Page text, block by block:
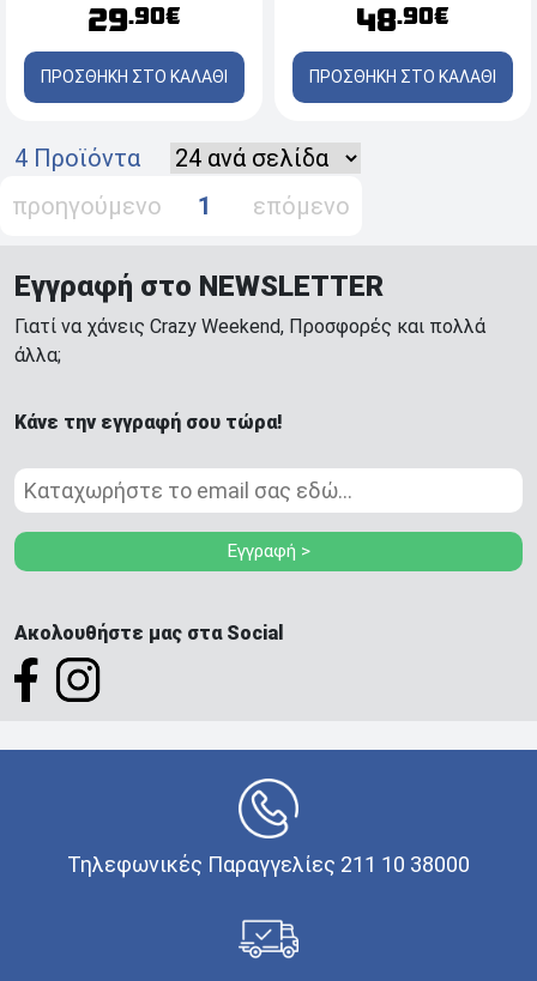
dpi - Μέγιστη Ταχύτητα
Εκτύπωσης 50,01 mm/s -
Μαύρο
29.90€
ΠΡΟΣΘΗΚΗ ΣΤΟ ΚΑΛΑΘΙ
λεπτό - Μαύρο
48.90€
ΠΡΟΣΘΗΚΗ ΣΤΟ ΚΑΛΑΘΙ
4 Προϊόντα
προηγούμενο
1 επόμενο
Εγγραφή στο NEWSLETTER
Γιατί να χάνεις Crazy Weekend, Προσφορές και πολλά
άλλα;
Κάνε την εγγραφή σου τώρα!
Εγγραφή >
Ακολουθήστε μας στα Social
Τηλεφωνικές Παραγγελίες 211 10 38000